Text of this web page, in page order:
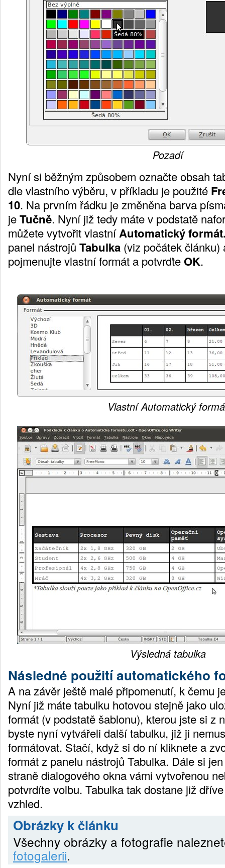
Pozadí
Nyní si běžným způsobem označte obsah
dle vlastního výběru, v příkladu je použité
10. Na prvním řádku je změněna barva
jeTučně. Nyní již tedy máte v podstatě
můžete vytvořit vlastníAutomatický
panel nástrojů Tabulka (viz počátek
pojmenujte vlastní formát a potvrďte OK.
Vlastní Automatický
Výsledná tabulka
Následné použití automatického
A na závěr ještě malé připomenutí, k čemu
Nyní již máte tabulku hotovou stejně jako
formát (v podstatě šablonu), kterou jste si z
byste nyní vytvářeli další tabulku, již ji
formátovat. Stačí, když si do ní kliknete a
formát z panelu nástrojů Tabulka. Dále si
straně dialogového okna vámi vytvořenou
potvrdíte volbu. Tabulka tak dostane již
vzhled.
Obrázky k článku
Všechny obrázky a fotografie
fotogalerii.